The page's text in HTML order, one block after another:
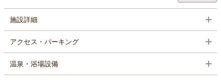
施設詳細
アクセス・パーキング
温泉・浴場設備